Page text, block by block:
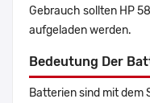
Gebrauch sollten HP
aufgeladen werden.
Bedeutung Der
Batterien sind mit dem